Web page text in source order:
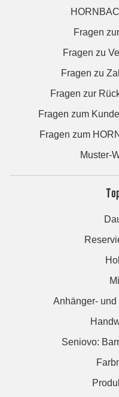
Fragen
Fragen zu
Fragen zu
Fragen zur
Fragen zum
Fragen zum
Muster-
Anhänger- und
Seniovo: